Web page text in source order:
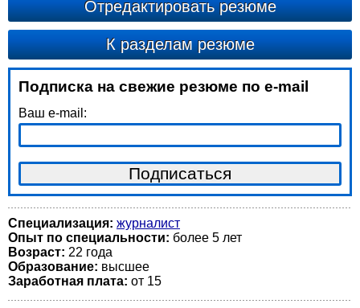
Отредактировать резюме
К разделам резюме
Подписка на свежие резюме по e-mail
Ваш e-mail:
Специализация: журналист
Опыт по специальности: более 5 лет
Возраст: 22 годa
Образование: высшее
Заработная плата: от 15